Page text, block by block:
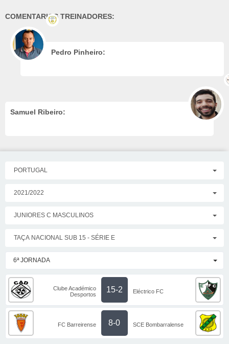
COMENTARIOS TREINADORES:
Pedro Pinheiro:
Samuel Ribeiro:
PORTUGAL
2021/2022
JUNIORES C MASCULINOS
TAÇA NACIONAL SUB 15 - SÉRIE E
6ª JORNADA
Clube Académico
Desportos
15-2 Eléctrico FC
FC Barreirense 8-0 SCE Bombarralense